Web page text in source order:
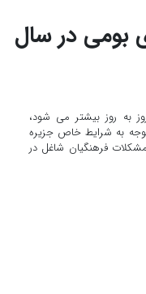
مهر در جزیره خارگ / جذب 9 نیروی بومی در سال
به روز بیشتر می شود،
به شرایط خاص جزیره
فرهنگیان شاغل در